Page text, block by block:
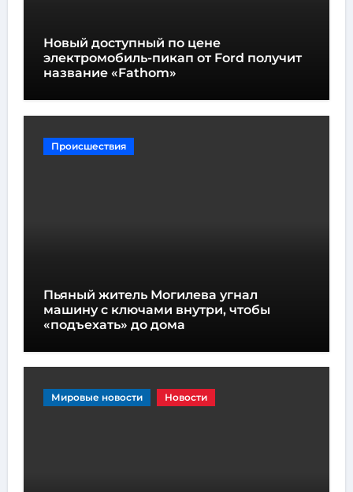
Новый доступный по цене
электромобиль-пикап от Ford получит
название «Fathom»
Происшествия
Пьяный житель Могилева угнал
машину с ключами внутри, чтобы
«подъехать» до дома
Мировые новости Новости